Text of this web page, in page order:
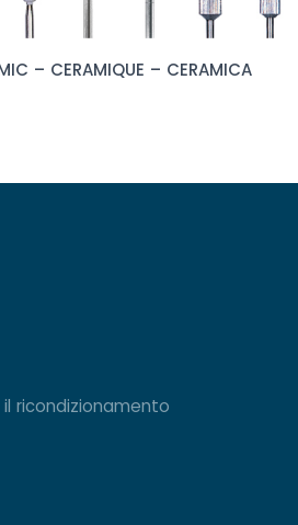
– CERAMIQUE – CERAMICA
il ricondizionamento